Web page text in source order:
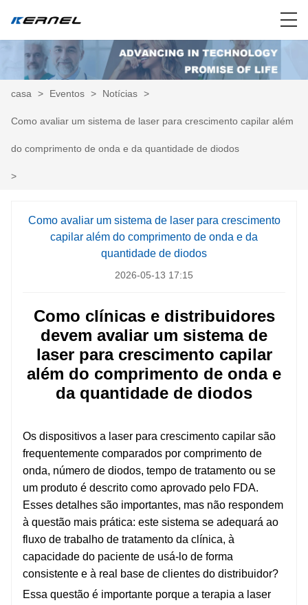
casa > Eventos > Notícias >
Como avaliar um sistema de laser para crescimento capilar além
do comprimento de onda e da quantidade de diodos
>
Como avaliar um sistema de laser para crescimento
capilar além do comprimento de onda e da
quantidade de diodos
2026-05-13 17:15
Como clínicas e distribuidores
devem avaliar um sistema de
laser para crescimento capilar
além do comprimento de onda e
da quantidade de diodos
Os dispositivos a laser para crescimento capilar são
frequentemente comparados por comprimento de
onda, número de diodos, tempo de tratamento ou se
um produto é descrito como aprovado pelo FDA.
Esses detalhes são importantes, mas não respondem
à questão mais prática: este sistema se adequará ao
fluxo de trabalho de tratamento da clínica, à
capacidade do paciente de usá-lo de forma
consistente e à real base de clientes do distribuidor?
Essa questão é importante porque a terapia a laser